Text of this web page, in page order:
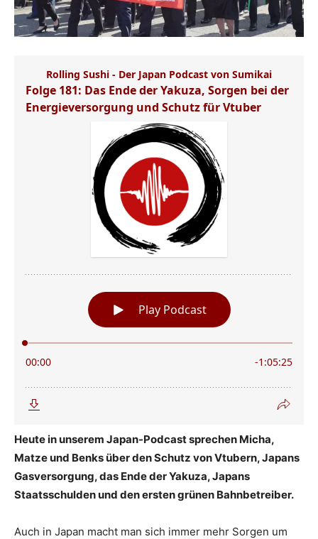
Heute in unserem Japan-Podcast sprechen Micha,
Matze und Benks über den Schutz von Vtubern, Japans
Gasversorgung, das Ende der Yakuza, Japans
Staatsschulden und den ersten grünen Bahnbetreiber.
Auch in Japan macht man sich immer mehr Sorgen um